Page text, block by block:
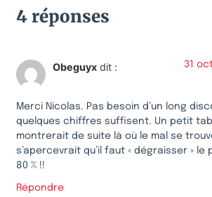
4 réponses
Obeguyx dit : 31
Merci Nicolas. Pas besoin d’un long
quelques chiffres suffisent. Un petit
montrerait de suite là où le mal se
s’apercevrait qu’il faut « dégraisser »
80 % !!
Répondre